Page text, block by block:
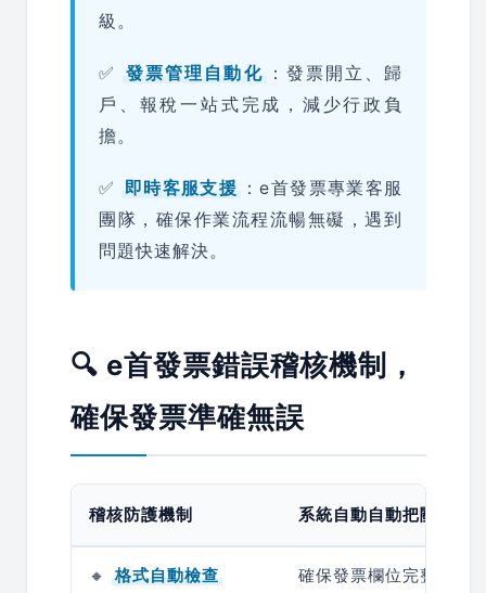
級。
✅ 發票管理自動化 ：發票開立、歸
戶、報稅一站式完成，減少行政負
擔。
✅ 即時客服支援 ：e首發票專業客服
團隊，確保作業流程流暢無礙，遇到
問題快速解決。
🔍 e首發票錯誤稽核機制，
確保發票準確無誤
稽核防護機制 系統自動自動把關內容
🔸 格式自動檢查 確保發票欄位完整，避